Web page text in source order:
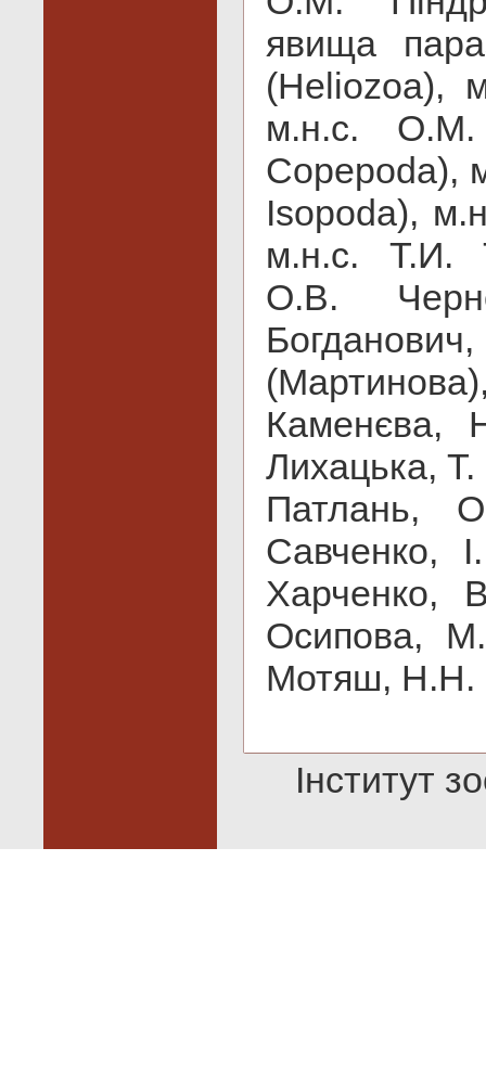
явища
(Heliozoa),
м.н.с. О.М.
Copepoda),
Isopoda),
м.н.с. Т.И.
О.В.
Каменєва,
Лихацька,
Патлань,
Савченко,
Харченко,
Осипова,
Мотяш, Н.Н.
Інститут